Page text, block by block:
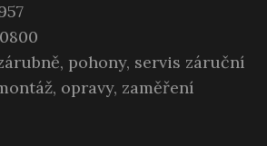
pohony, servis záruční
opravy, zaměření